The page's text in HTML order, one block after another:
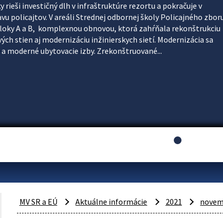
investičný dlh v infraštruktúre rezortu a pokračuje v
policajtov. V areáli Strednej odbornej školy Policajného
A a B, komplexnou obnovou, ktorá zahŕňala rekonštrukciu
stien aj modernizáciu inžinierskych sietí. Modernizácia sa
moderné ubytovacie izby. Zrekonštruované...
MV SR a EÚ Aktuálne informácie 2021